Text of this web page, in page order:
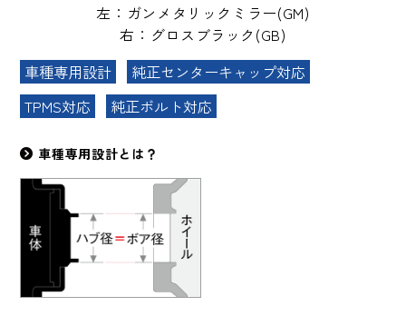
左：ガンメタリックミラー(GM)
右：グロスブラック(GB)
車種専用設計
純正センターキャップ対応
TPMS対応
純正ボルト対応
車種専用設計とは？